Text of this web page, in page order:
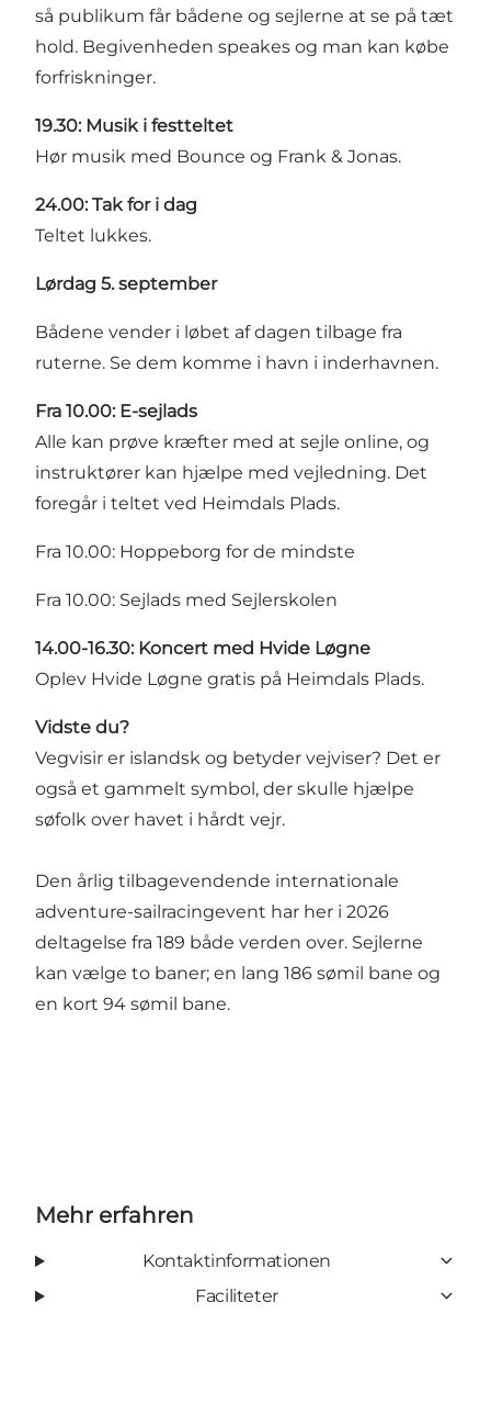
så publikum får bådene og sejlerne at se på tæt
hold. Begivenheden speakes og man kan købe
forfriskninger.
19.30: Musik i festteltet
Hør musik med Bounce og Frank & Jonas.
24.00: Tak for i dag
Teltet lukkes.
Lørdag 5. september
Bådene vender i løbet af dagen tilbage fra
ruterne. Se dem komme i havn i inderhavnen.
Fra 10.00: E-sejlads
Alle kan prøve kræfter med at sejle online, og
instruktører kan hjælpe med vejledning. Det
foregår i teltet ved Heimdals Plads.
Fra 10.00: Hoppeborg for de mindste
Fra 10.00: Sejlads med Sejlerskolen
14.00-16.30: Koncert med Hvide Løgne
Oplev Hvide Løgne gratis på Heimdals Plads.
Vidste du?
Vegvisir er islandsk og betyder vejviser? Det er
også et gammelt symbol, der skulle hjælpe
søfolk over havet i hårdt vejr.
Den årlig tilbagevendende internationale
adventure-sailracingevent har her i 2026
deltagelse fra 189 både verden over. Sejlerne
kan vælge to baner; en lang 186 sømil bane og
en kort 94 sømil bane.
Mehr erfahren
Kontaktinformationen
Faciliteter